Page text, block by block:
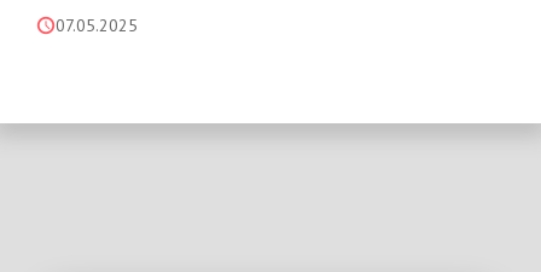
07.05.2025